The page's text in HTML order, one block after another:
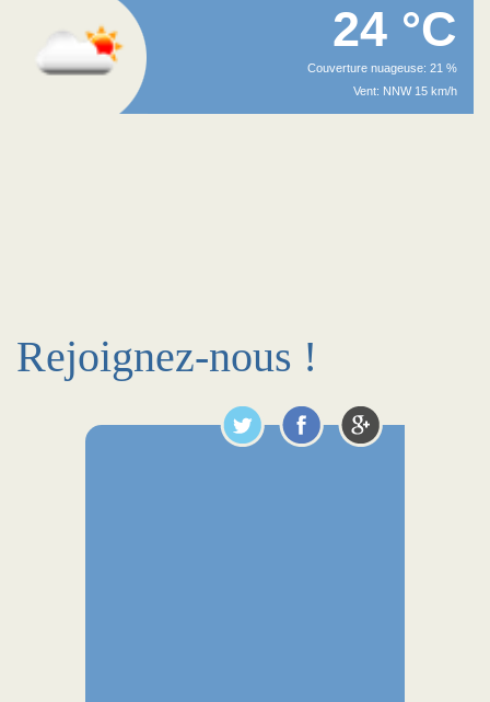
24 °C
Couverture nuageuse: 21 %
Vent: NNW 15 km/h
Rejoignez-nous !